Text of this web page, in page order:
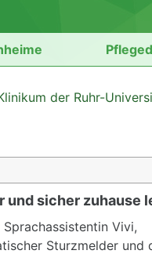
der Ruhr-
und sicher zuhause
Vivi,
Sturzmelder und